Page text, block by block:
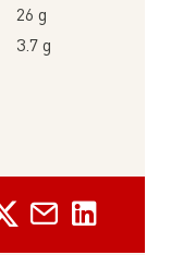
26 g
3.7 g